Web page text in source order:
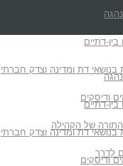
דתיים
בנושאי דת ומדינה וצדק חברתי
ודיסקים
התורה של הקהילה
לדרך
דתיים
בנושאי דת ומדינה וצדק חברתי
ודיסקים